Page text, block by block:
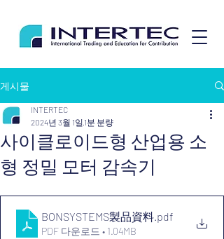
게시물
​사이클로이드형 산업용 소
형 정밀 모터 감속기
INTERTEC
2024년 3월 1일 1분 분량
BONSYSTEMS製品資料.pdf
PDF 다운로드 • 1.04MB